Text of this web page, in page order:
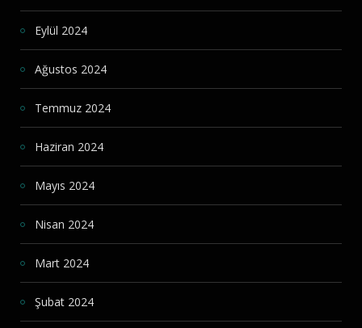
Eylül 2024
Ağustos 2024
Temmuz 2024
Haziran 2024
Mayıs 2024
Nisan 2024
Mart 2024
Şubat 2024